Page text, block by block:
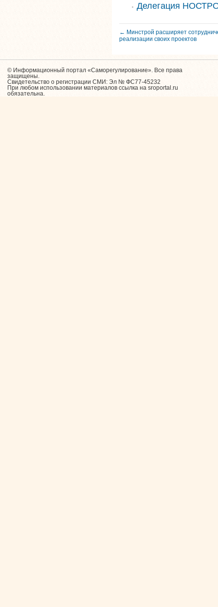
Делегация
← Минстрой расширяет
реализации своих проектов
© Информационный портал «Саморегулирование». Все права
защищены.
Свидетельство о регистрации СМИ: Эл № ФС77-45232
При любом использовании материалов ссылка на sroportal.ru
обязательна.